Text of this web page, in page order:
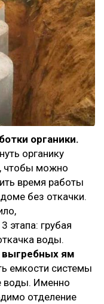
органики.
органику
чтобы можно
время работы
без откачки.
этапа: грубая
воды.
выгребных ям
емкости системы
воды. Именно
отделение